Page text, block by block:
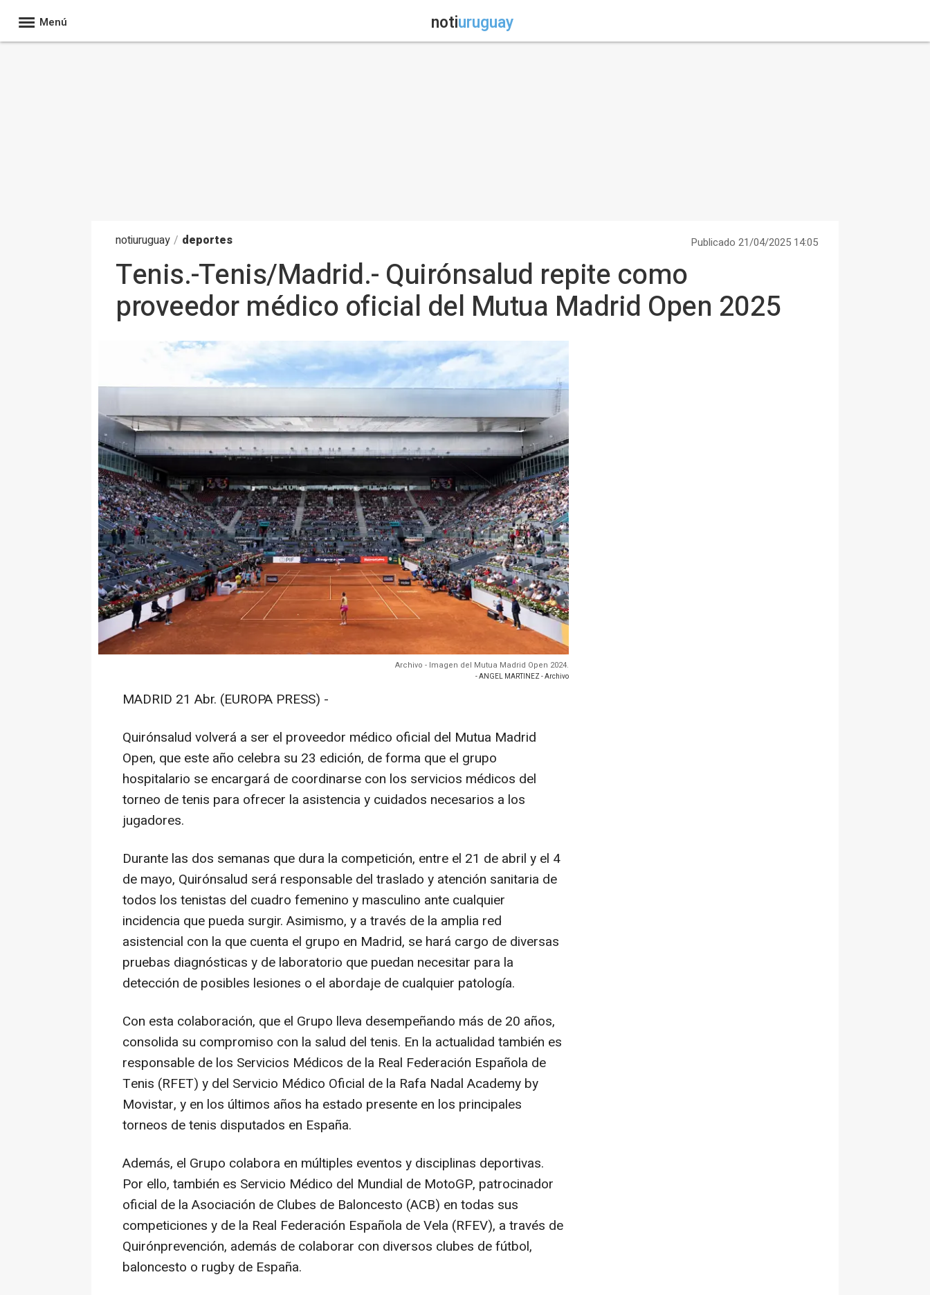
Menú notiuruguay
notiuruguay / deportes Publicado 21/04/2025 14:05
Tenis.-Tenis/Madrid.- Quirónsalud repite como
proveedor médico oficial del Mutua Madrid Open 2025
Archivo - Imagen del Mutua Madrid Open 2024.
- ANGEL MARTINEZ - Archivo
MADRID 21 Abr. (EUROPA PRESS) -
Quirónsalud volverá a ser el proveedor médico oficial del Mutua Madrid
Open, que este año celebra su 23 edición, de forma que el grupo
hospitalario se encargará de coordinarse con los servicios médicos del
torneo de tenis para ofrecer la asistencia y cuidados necesarios a los
jugadores.
Durante las dos semanas que dura la competición, entre el 21 de abril y el 4
de mayo, Quirónsalud será responsable del traslado y atención sanitaria de
todos los tenistas del cuadro femenino y masculino ante cualquier
incidencia que pueda surgir. Asimismo, y a través de la amplia red
asistencial con la que cuenta el grupo en Madrid, se hará cargo de diversas
pruebas diagnósticas y de laboratorio que puedan necesitar para la
detección de posibles lesiones o el abordaje de cualquier patología.
Con esta colaboración, que el Grupo lleva desempeñando más de 20 años,
consolida su compromiso con la salud del tenis. En la actualidad también es
responsable de los Servicios Médicos de la Real Federación Española de
Tenis (RFET) y del Servicio Médico Oficial de la Rafa Nadal Academy by
Movistar, y en los últimos años ha estado presente en los principales
torneos de tenis disputados en España.
Además, el Grupo colabora en múltiples eventos y disciplinas deportivas.
Por ello, también es Servicio Médico del Mundial de MotoGP, patrocinador
oficial de la Asociación de Clubes de Baloncesto (ACB) en todas sus
competiciones y de la Real Federación Española de Vela (RFEV), a través de
Quirónprevención, además de colaborar con diversos clubes de fútbol,
baloncesto o rugby de España.